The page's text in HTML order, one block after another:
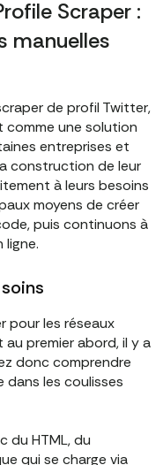
Scraper :
manuelles
de profil Twitter,
comme une solution
entreprises et
construction de leur
à leurs besoins
moyens de créer
puis continuons à
ligne.
pour les réseaux
premier abord, il y a
donc comprendre
les coulisses
du HTML, du
qui se charge via